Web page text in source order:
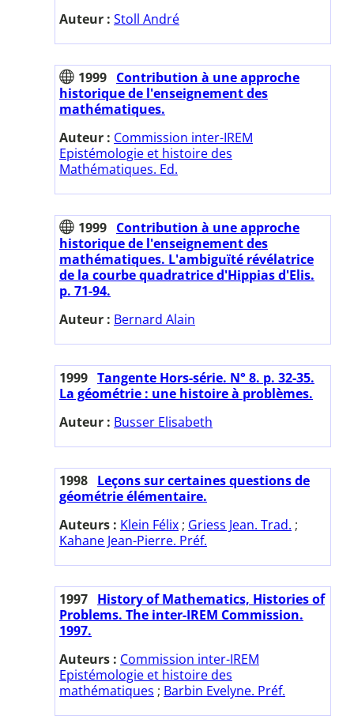
Auteur : Stoll André
1999 Contribution à une approche
historique de l'enseignement des
mathématiques.
Auteur : Commission inter-IREM
Epistémologie et histoire des
Mathématiques. Ed.
1999 Contribution à une approche
historique de l'enseignement des
mathématiques. L'ambiguïté révélatrice
de la courbe quadratrice d'Hippias d'Elis.
p. 71-94.
Auteur : Bernard Alain
1999 Tangente Hors-série. N° 8. p. 32-35.
La géométrie : une histoire à problèmes.
Auteur : Busser Elisabeth
1998 Leçons sur certaines questions de
géométrie élémentaire.
Auteurs : Klein Félix ; Griess Jean. Trad. ;
Kahane Jean-Pierre. Préf.
1997 History of Mathematics, Histories of
Problems. The inter-IREM Commission.
1997.
Auteurs : Commission inter-IREM
Epistémologie et histoire des
mathématiques ; Barbin Evelyne. Préf.